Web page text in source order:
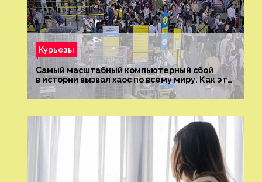
Курьезы
Самый масштабный компьютерный сбой
в истории вызвал хаос по всему миру. Как это
было?